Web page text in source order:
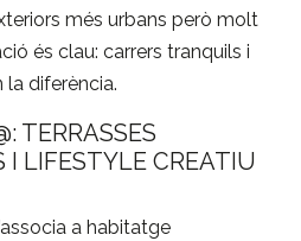
més urbans però molt
és clau: carrers tranquils i
diferència.
TERRASSES
I LIFESTYLE CREATIU
a habitatge